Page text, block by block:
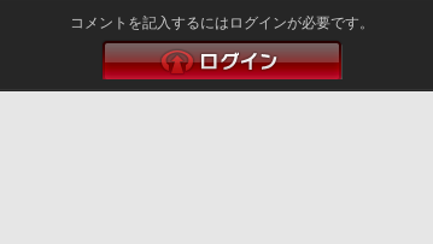
コメントを記入するにはログインが必要です。